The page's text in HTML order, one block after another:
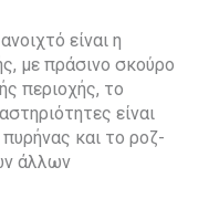
είναι η
με πράσινο σκούρο
περιοχής, το
είναι
και το ροζ-
άλλων